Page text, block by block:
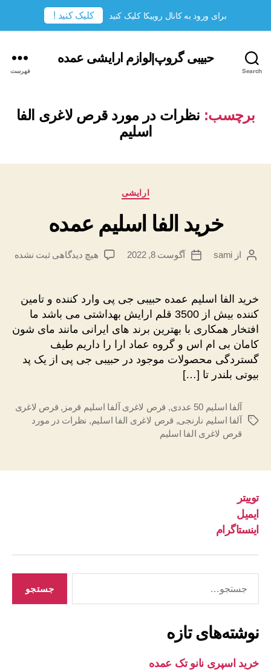
Search
حبیبی گروپ|لوازم ارایشی عمده
فهرست
برچسب: نظرات در مورد قرص لاغری الفا
اسلیم
دسته‌ها
ارایشی
خرید الفا اسلیم عمده
نویسندهٔ
از sami
تاریخآگوست 8, 2022 هیچ دیدگاهیبرای
اسلیم
عمده
ثبت نشده
خرید الفا اسلیم عمده حبیبی جی پی وارد کننده و تامین
کننده بیش از 3500 قلم ارایش بهداشتی می باشد ما
افتخار همکاری با بهترین برند های ایرانی مانند مای شون
کامان بی ام اس و گروه عماد ارا را داریم طیف
گستردگی محصولات موجود در حبیبی جی پی از یک پد
بیوتی بلندر تا […]
برچسب‌ها
آلفا اسلیم 50 عددی , قرص لاغری آلفا اسلیم قرمز , قرص لاغری
آلفا اسلیم نارنجی, قرص لاغری الفا اسلیم, نظرات در مورد
قرص لاغری الفا اسلیم
توییتر
ایمیل
اینستاگرام
نوشته‌های تازه
خرید اسپری نانو تک عمده
برای ورود به کانال روبیکا کلیک کنید کلیک کنید !